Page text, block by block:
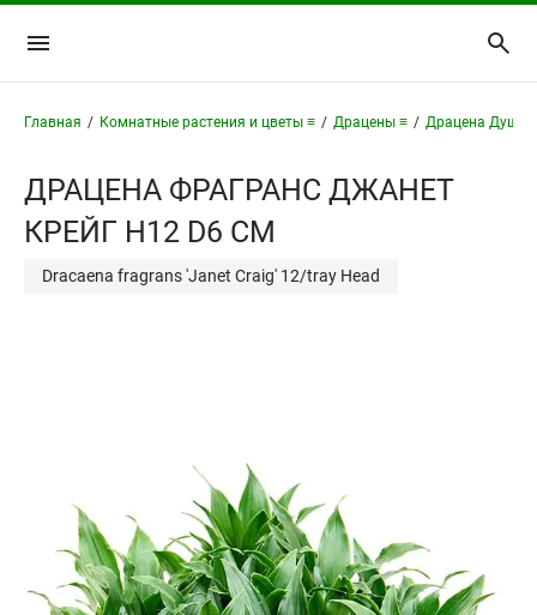
Главная / Комнатные растения и цветы ≡ / Драцены ≡ / Драцена
ДРАЦЕНА ФРАГРАНС ДЖАНЕТ
КРЕЙГ H12 D6 СМ
Dracaena fragrans 'Janet Craig' 12/tray Head